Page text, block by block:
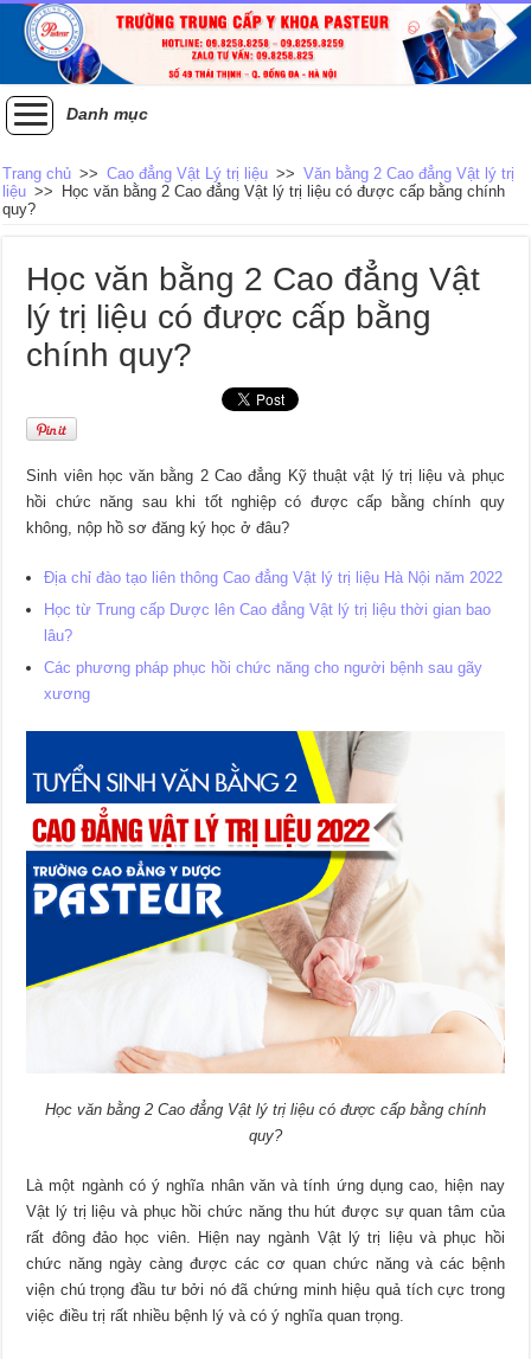
Danh mục
Trang chủ >> Cao đẳng Vật Lý trị liệu >> Văn bằng 2 Cao đẳng Vật lý trị
liệu >> Học văn bằng 2 Cao đẳng Vật lý trị liệu có được cấp bằng chính
quy?
Học văn bằng 2 Cao đẳng Vật
lý trị liệu có được cấp bằng
chính quy?
Sinh viên học văn bằng 2 Cao đẳng Kỹ thuật vật lý trị liệu và phục
hồi chức năng sau khi tốt nghiệp có được cấp bằng chính quy
không, nộp hồ sơ đăng ký học ở đâu?
Địa chỉ đào tạo liên thông Cao đẳng Vật lý trị liệu Hà Nội năm 2022
Học từ Trung cấp Dược lên Cao đẳng Vật lý trị liệu thời gian bao
lâu?
Các phương pháp phục hồi chức năng cho người bệnh sau gãy
xương
Học văn bằng 2 Cao đẳng Vật lý trị liệu có được cấp bằng chính
quy?
Là một ngành có ý nghĩa nhân văn và tính ứng dụng cao, hiện nay
Vật lý trị liệu và phục hồi chức năng thu hút được sự quan tâm của
rất đông đảo học viên. Hiện nay ngành Vật lý trị liệu và phục hồi
chức năng ngày càng được các cơ quan chức năng và các bệnh
viện chú trọng đầu tư bởi nó đã chứng minh hiệu quả tích cực trong
việc điều trị rất nhiều bệnh lý và có ý nghĩa quan trọng.